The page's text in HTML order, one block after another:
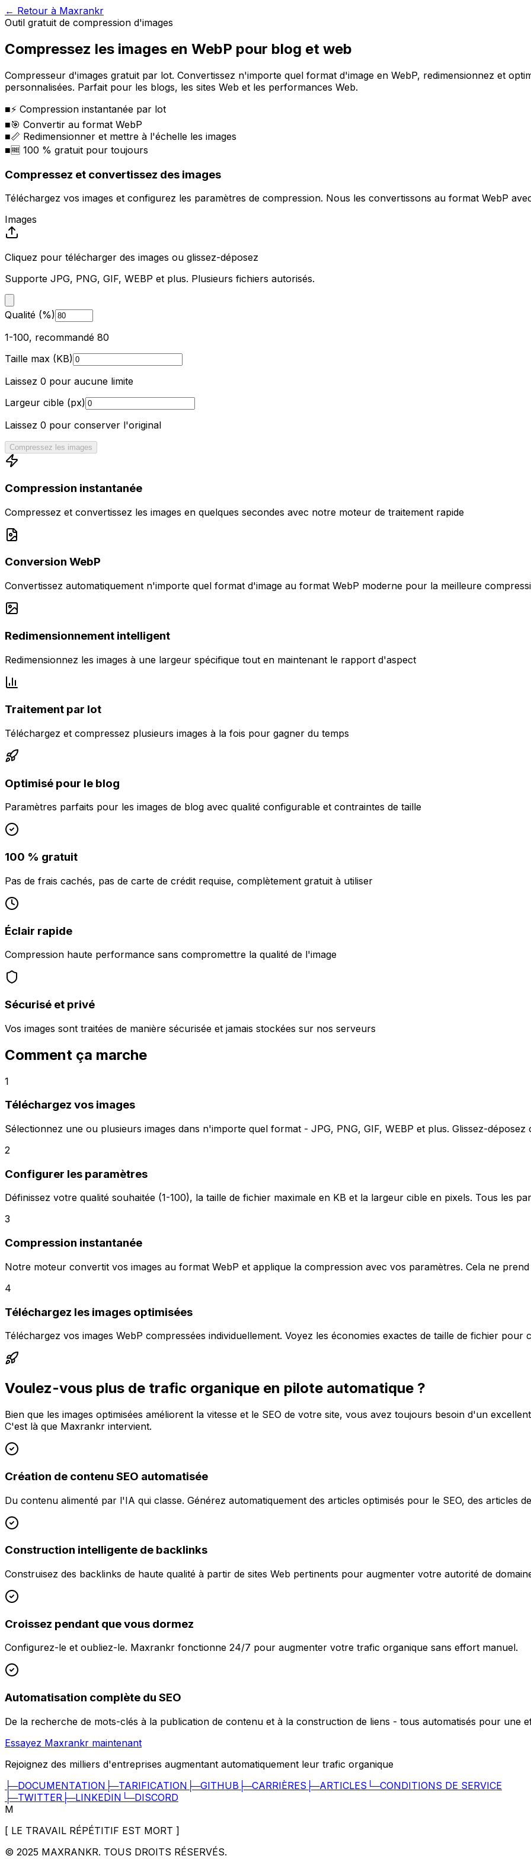
← Retour à Maxrankr
Outil gratuit de compression d'images
Compressez les images en WebP pour blog et web
Compresseur d'images gratuit par lot. Convertissez n'importe quel format d'image en WebP, redimensionnez et
personnalisées. Parfait pour les blogs, les sites Web et les performances Web.
■⚡ Compression instantanée par lot
■🎯 Convertir au format WebP
■📏 Redimensionner et mettre à l'échelle les images
■🆓 100 % gratuit pour toujours
Compressez et convertissez des images
Téléchargez vos images et configurez les paramètres de compression. Nous les convertissons au format WebP
Images
Cliquez pour télécharger des images ou glissez-déposez
Supporte JPG, PNG, GIF, WEBP et plus. Plusieurs fichiers autorisés.
Qualité (%)
1-100, recommandé 80
Taille max (KB)
Laissez 0 pour aucune limite
Largeur cible (px)
Laissez 0 pour conserver l'original
Compressez les images
Compression instantanée
Compressez et convertissez les images en quelques secondes avec notre moteur de traitement rapide
Conversion WebP
Convertissez automatiquement n'importe quel format d'image au format WebP moderne pour la meilleure
Redimensionnement intelligent
Redimensionnez les images à une largeur spécifique tout en maintenant le rapport d'aspect
Traitement par lot
Téléchargez et compressez plusieurs images à la fois pour gagner du temps
Optimisé pour le blog
Paramètres parfaits pour les images de blog avec qualité configurable et contraintes de taille
100 % gratuit
Pas de frais cachés, pas de carte de crédit requise, complètement gratuit à utiliser
Éclair rapide
Compression haute performance sans compromettre la qualité de l'image
Sécurisé et privé
Vos images sont traitées de manière sécurisée et jamais stockées sur nos serveurs
Comment ça marche
1
Téléchargez vos images
Sélectionnez une ou plusieurs images dans n'importe quel format - JPG, PNG, GIF, WEBP et plus. Glissez-
2
Configurer les paramètres
Définissez votre qualité souhaitée (1-100), la taille de fichier maximale en KB et la largeur cible en pixels. Tous les
3
Compression instantanée
Notre moteur convertit vos images au format WebP et applique la compression avec vos paramètres. Cela ne
4
Téléchargez les images optimisées
Téléchargez vos images WebP compressées individuellement. Voyez les économies exactes de taille de fichier pour
Voulez-vous plus de trafic organique en pilote automatique ?
Bien que les images optimisées améliorent la vitesse et le SEO de votre site, vous avez toujours besoin d'un
C'est là que Maxrankr intervient.
Création de contenu SEO automatisée
Du contenu alimenté par l'IA qui classe. Générez automatiquement des articles optimisés pour le SEO, des articles
Construction intelligente de backlinks
Construisez des backlinks de haute qualité à partir de sites Web pertinents pour augmenter votre autorité de
Croissez pendant que vous dormez
Configurez-le et oubliez-le. Maxrankr fonctionne 24/7 pour augmenter votre trafic organique sans effort manuel.
Automatisation complète du SEO
De la recherche de mots-clés à la publication de contenu et à la construction de liens - tous automatisés pour une
Essayez Maxrankr maintenant
Rejoignez des milliers d'entreprises augmentant automatiquement leur trafic organique
├─DOCUMENTATION ├─TARIFICATION ├─GITHUB ├─CARRIÈRES ├─ARTICLES └─CONDITIONS DE SERVICE
├─TWITTER ├─LINKEDIN └─DISCORD
M
[ LE TRAVAIL RÉPÉTITIF EST MORT ]
© 2025 MAXRANKR. TOUS DROITS RÉSERVÉS.